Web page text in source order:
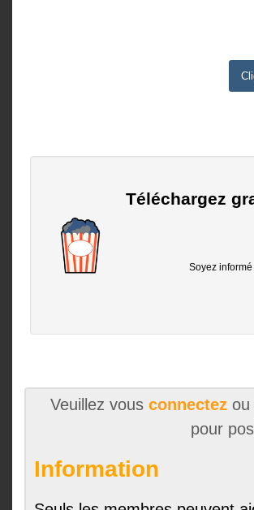
Téléchargez
Soyez
Veuillez vous connectezou
pour
Information